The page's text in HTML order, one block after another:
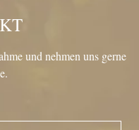
und nehmen uns gerne